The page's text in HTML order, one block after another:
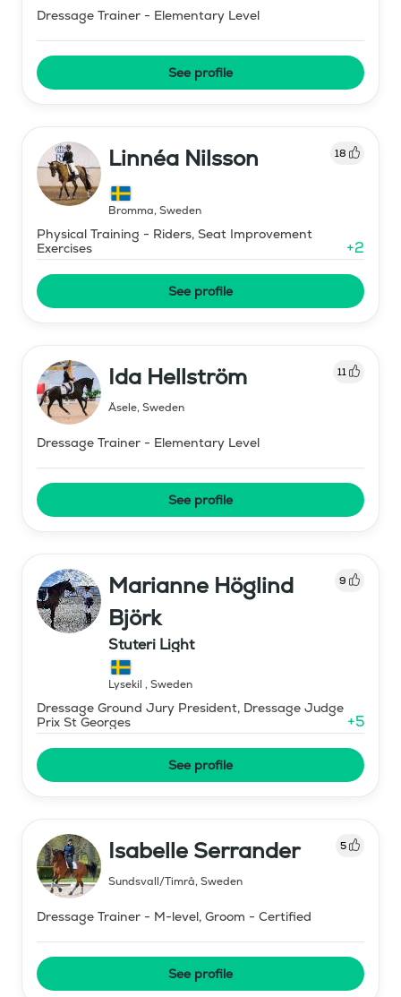
Dressage Trainer - Elementary Level
See profile
Linnéa Nilsson 18
Bromma, Sweden
Physical Training - Riders, Seat Improvement
Exercises
+2
See profile
Ida Hellström 11
Åsele, Sweden
Dressage Trainer - Elementary Level
See profile
Marianne Höglind
Björk
9
Stuteri Light
Lysekil , Sweden
Dressage Ground Jury President, Dressage Judge
Prix St Georges
+5
See profile
Isabelle Serrander 5
Sundsvall/Timrå, Sweden
Dressage Trainer - M-level, Groom - Certified
See profile